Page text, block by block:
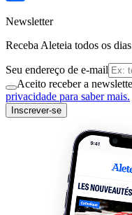
Newsletter
Receba Aleteia todos os
Seu endereço de e-mail
Aceito receber a
privacidade para saber mais.
Inscrever-se